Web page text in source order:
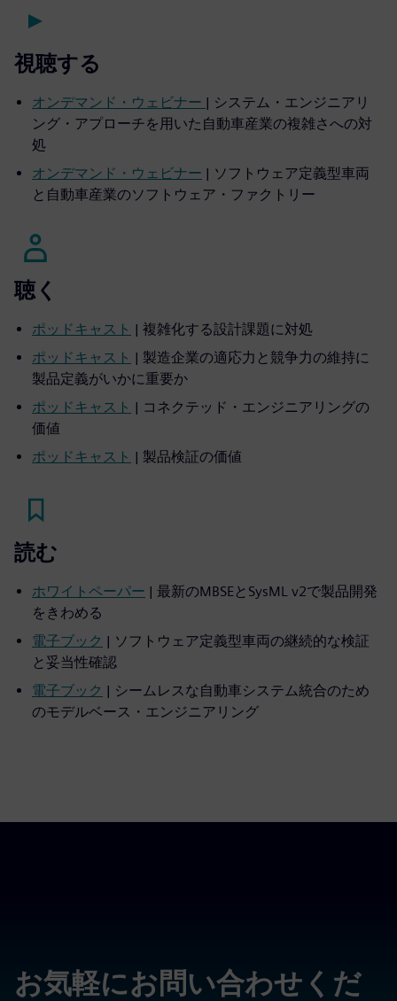
視聴する
オンデマンド・ウェビナー | システム・エンジニアリ
ング・アプローチを用いた自動車産業の複雑さへの対
処
オンデマンド・ウェビナー | ソフトウェア定義型車両
と自動車産業のソフトウェア・ファクトリー
聴く
ポッドキャスト | 複雑化する設計課題に対処
ポッドキャスト | 製造企業の適応力と競争力の維持に
製品定義がいかに重要か
ポッドキャスト | コネクテッド・エンジニアリングの
価値
ポッドキャスト | 製品検証の価値
読む
ホワイトペーパー | 最新のMBSEとSysML v2で製品開発
をきわめる
電子ブック | ソフトウェア定義型車両の継続的な検証
と妥当性確認
電子ブック | シームレスな自動車システム統合のため
のモデルベース・エンジニアリング
お気軽にお問い合わせくだ